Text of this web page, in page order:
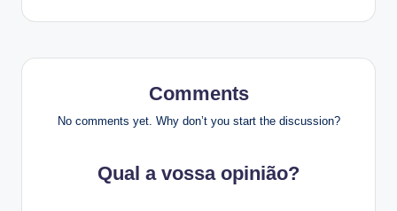
Comments
No comments yet. Why don’t you start the discussion?
Qual a vossa opinião?
E
B